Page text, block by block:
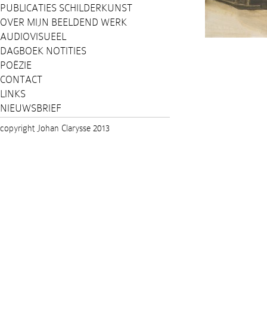
PUBLICATIES SCHILDERKUNST
OVER MIJN BEELDEND WERK
AUDIOVISUEEL
DAGBOEK NOTITIES
POËZIE
CONTACT
LINKS
NIEUWSBRIEF
copyright Johan Clarysse 2013